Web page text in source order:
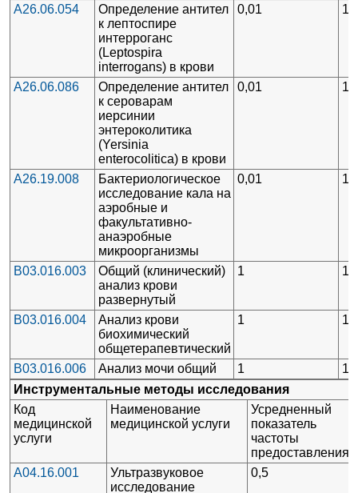
A26.06.054
Определение антител
к лептоспире
интерроганс
(Leptospira
interrogans) в крови
0,01 1
A26.06.086
Определение антител
к сероварам
иерсинии
энтероколитика
(Yersinia
enterocolitica) в крови
0,01 1
A26.19.008
Бактериологическое
исследование кала на
аэробные и
факультативно-
анаэробные
микроорганизмы
0,01 1
B03.016.003
Общий (клинический)
анализ крови
развернутый
1 1
B03.016.004
Анализ крови
биохимический
общетерапевтический
1 1
B03.016.006 Анализ мочи общий 1
1
Инструментальные методы исследования
Код
медицинской
услуги
Наименование
медицинской услуги
Усредненный
показатель
частоты
предоставления
A04.16.001
Ультразвуковое
исследование
0,5